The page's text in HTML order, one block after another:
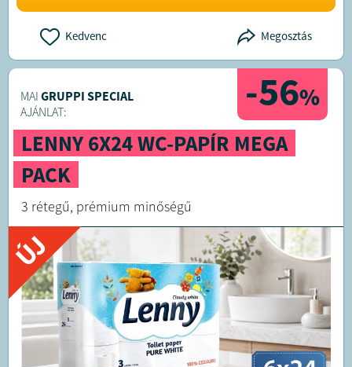
Kedvenc Megosztás
-56%
MAI GRUPPI SPECIAL
AJÁNLAT:
LENNY 6X24 WC-PAPÍR MEGA
PACK
3 rétegű, prémium minőségű
ÚJ